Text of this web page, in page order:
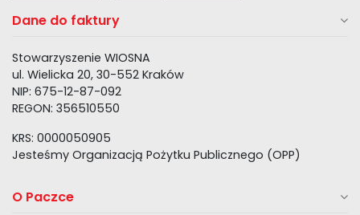
Dane do faktury
Stowarzyszenie WIOSNA
ul. Wielicka 20, 30-552 Kraków
NIP: 675-12-87-092
REGON: 356510550
KRS: 0000050905
Jesteśmy Organizacją Pożytku Publicznego (OPP)
O Paczce